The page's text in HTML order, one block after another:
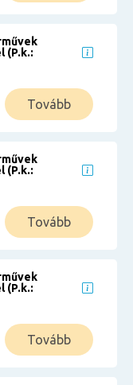
(P.k.:
Tovább
(P.k.:
Tovább
(P.k.:
Tovább